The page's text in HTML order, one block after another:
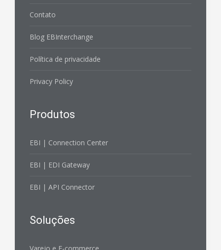
Contato
Blog EBInterchange
Política de privacidade
Privacy Policy
Produtos
EBI | Connection Center
EBI | EDI Gateway
EBI | API Connector
Soluções